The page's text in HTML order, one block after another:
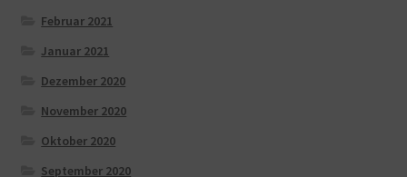
Februar 2021
Januar 2021
Dezember 2020
November 2020
Oktober 2020
September 2020